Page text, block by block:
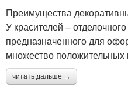
Преимущества
У красителей –
предназначенного для
множество положительных
читать дальше →